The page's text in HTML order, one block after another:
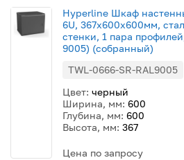
Hyperline Шкаф
6U, 367x600х600мм,
стенки, 1 пара
9005) (собранный)
TWL-0666-SR-RAL9005
Цвет: черный
Ширина, мм: 600
Глубина, мм: 600
Высота, мм: 367
Цена по запросу